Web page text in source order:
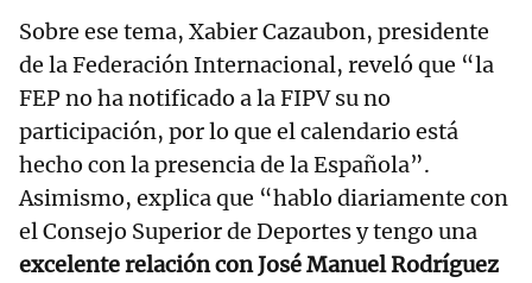
Sobre ese tema, Xabier Cazaubon, presidente
de la Federación Internacional, reveló que “la
FEP no ha notificado a la FIPV su no
participación, por lo que el calendario está
hecho con la presencia de la Española”.
Asimismo, explica que “hablo diariamente con
el Consejo Superior de Deportes y tengo una
excelente relación con José Manuel Rodríguez